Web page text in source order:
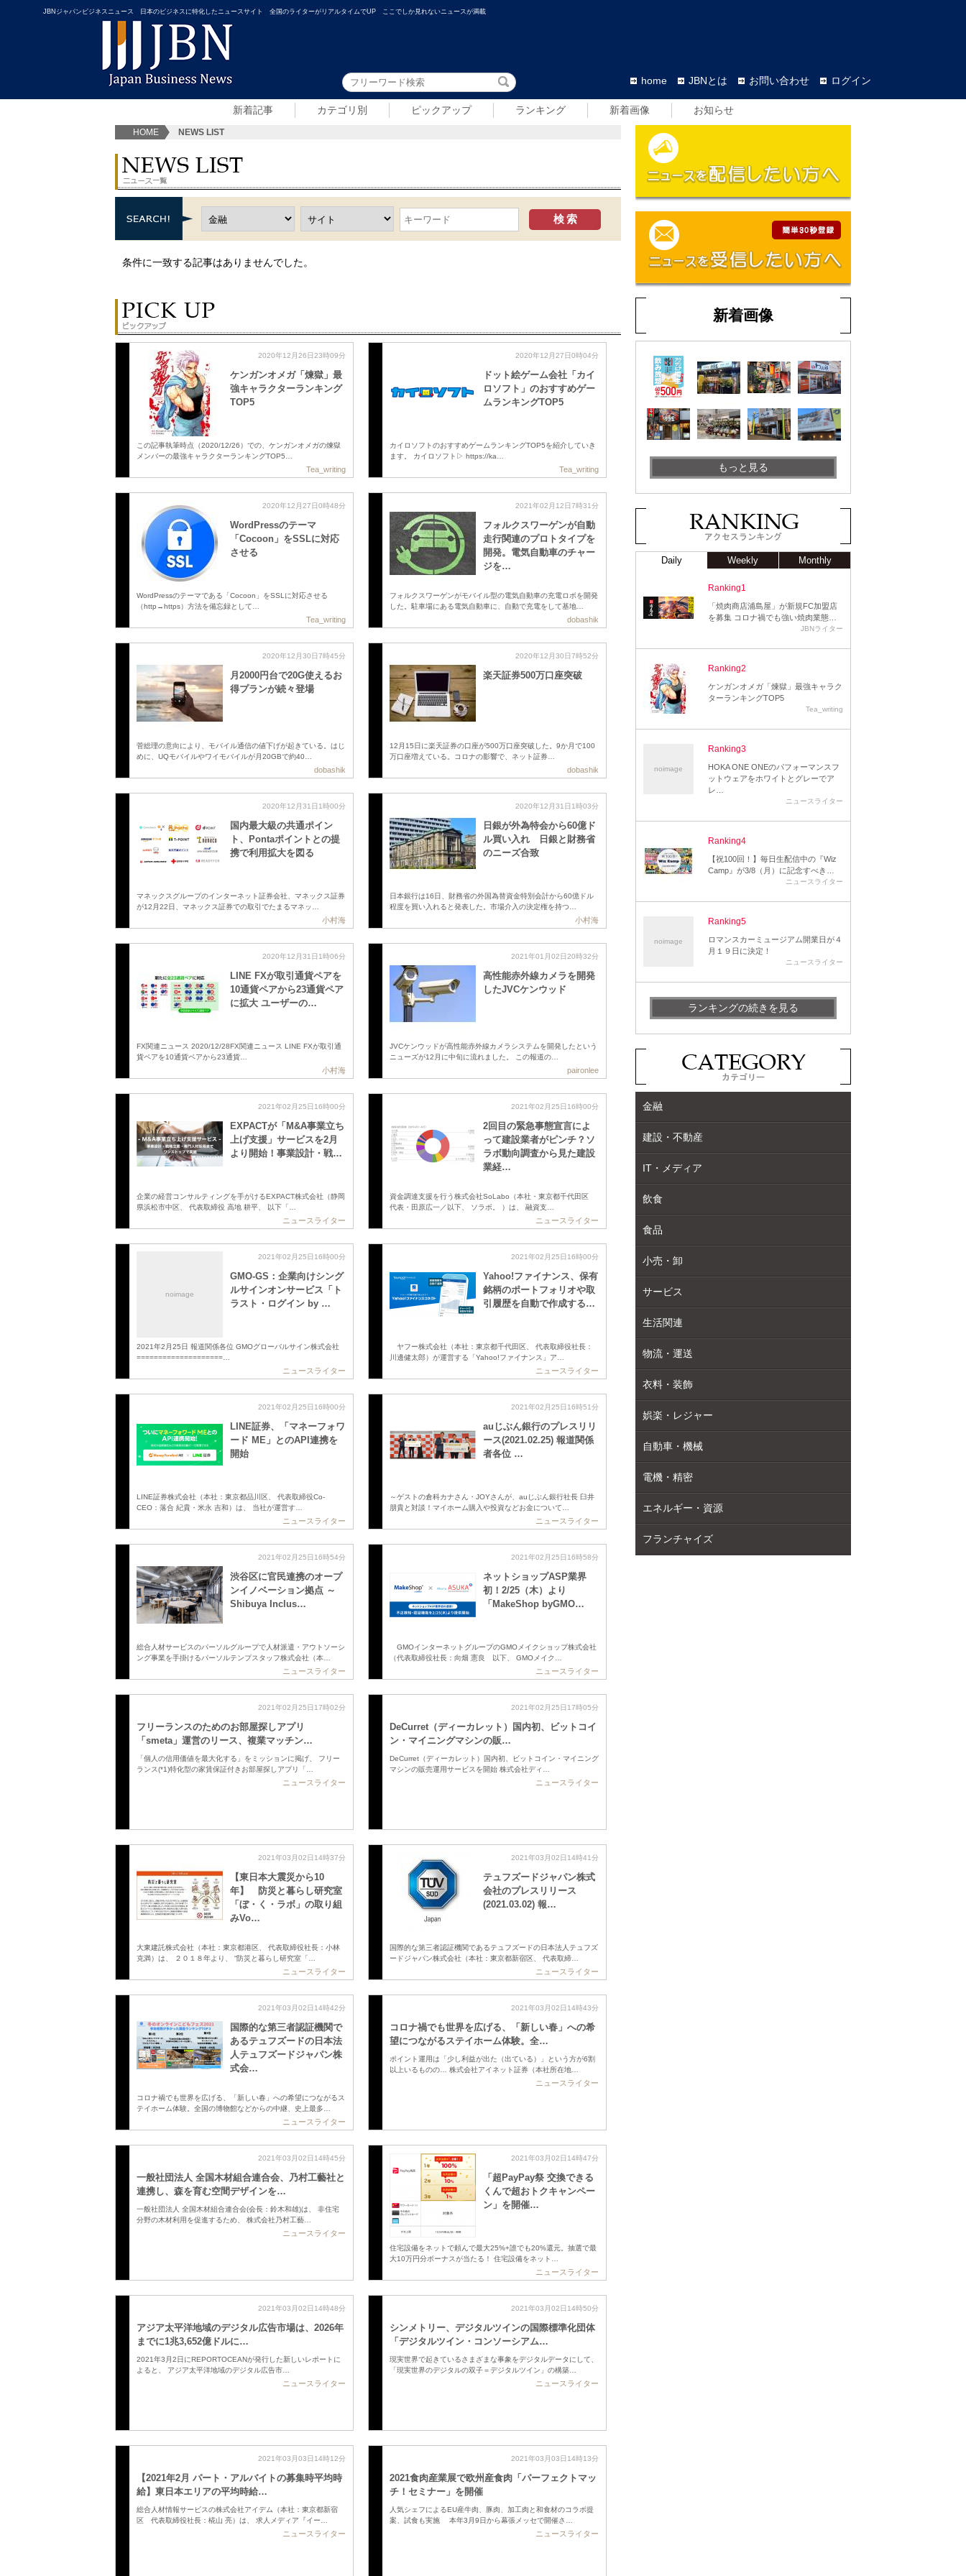
JBNジャパンビジネスニュース 日本のビジネスに特化したニュースサイト 全国のライターがリアルタイムでUP ここでしか見れないニュースが満載
home JBNとは お問い合わせ ログイン
新着記事 カテゴリ別 ピックアップ ランキング 新着画像 お知らせ
HOME NEWS LIST
条件に一致する記事はありませんでした。
2020年12月26日23時09分
ケンガンオメガ「煉獄」最
強キャラクターランキング
TOP5
この記事執筆時点（2020/12/26）での、ケンガンオメガの煉獄
メンバーの最強キャラクターランキングTOP5…
Tea_writing
2020年12月27日0時04分
ドット絵ゲーム会社「カイ
ロソフト」のおすすめゲー
ムランキングTOP5
カイロソフトのおすすめゲームランキングTOP5を紹介していき
ます。 カイロソフト▷ https://ka…
Tea_writing
2020年12月27日0時48分
WordPressのテーマ
「Cocoon」をSSLに対応
させる
WordPressのテーマである「Cocoon」をSSLに対応させる
（http→https）方法を備忘録として…
Tea_writing
2021年02月12日7時31分
フォルクスワーゲンが自動
走行関連のプロトタイプを
開発。電気自動車のチャー
ジを…
フォルクスワーゲンがモバイル型の電気自動車の充電ロボを開発
した。駐車場にある電気自動車に、自動で充電をして基地…
dobashik
2020年12月30日7時45分
月2000円台で20G使えるお
得プランが続々登場
菅総理の意向により、モバイル通信の値下げが起きている。はじ
めに、UQモバイルやワイモバイルが月20GBで約40…
dobashik
2020年12月30日7時52分
楽天証券500万口座突破
12月15日に楽天証券の口座が500万口座突破した。9か月で100
万口座増えている。コロナの影響で、ネット証券…
dobashik
2020年12月31日1時00分
国内最大級の共通ポイン
ト、Pontaポイントとの提
携で利用拡大を図る
マネックスグループのインターネット証券会社、マネックス証券
が12月22日、マネックス証券での取引でたまるマネッ…
小村海
2020年12月31日1時03分
日銀が外為特会から60億ド
ル買い入れ 日銀と財務省
のニーズ合致
日本銀行は16日、財務省の外国為替資金特別会計から60億ドル
程度を買い入れると発表した。市場介入の決定権を持つ…
小村海
2020年12月31日1時06分
LINE FXが取引通貨ペアを
10通貨ペアから23通貨ペア
に拡大 ユーザーの…
FX関連ニュース 2020/12/28FX関連ニュース LINE FXが取引通
貨ペアを10通貨ペアから23通貨…
小村海
2021年01月02日20時32分
高性能赤外線カメラを開発
したJVCケンウッド
JVCケンウッドが高性能赤外線カメラシステムを開発したという
ニューズが12月に中旬に流れました。 この報道の…
paironlee
2021年02月25日16時00分
EXPACTが「M&A事業立ち
上げ支援」サービスを2月
より開始！事業設計・戦…
企業の経営コンサルティングを手がけるEXPACT株式会社（静岡
県浜松市中区、 代表取締役 高地 耕平、 以下「…
ニュースライター
2021年02月25日16時00分
2回目の緊急事態宣言によ
って建設業者がピンチ？ソ
ラボ動向調査から見た建設
業経…
資金調達支援を行う株式会社SoLabo（本社・東京都千代田区
代表・田原広一／以下、 ソラボ。 ）は、 融資支…
ニュースライター
noimage
2021年02月25日16時00分
GMO-GS：企業向けシング
ルサインオンサービス「ト
ラスト・ログイン by …
2021年2月25日 報道関係各位 GMOグローバルサイン株式会社
====================…
ニュースライター
2021年02月25日16時00分
Yahoo!ファイナンス、保有
銘柄のポートフォリオや取
引履歴を自動で作成する…
ヤフー株式会社（本社：東京都千代田区、 代表取締役社長：
川邊健太郎）が運営する「Yahoo!ファイナンス」ア…
ニュースライター
2021年02月25日16時00分
LINE証券、「マネーフォワ
ード ME」とのAPI連携を
開始
LINE証券株式会社（本社：東京都品川区、 代表取締役Co-
CEO：落合 紀貴・米永 吉和）は、 当社が運営す…
ニュースライター
2021年02月25日16時51分
auじぶん銀行のプレスリリ
ース(2021.02.25) 報道関係
者各位 …
～ゲストの倉科カナさん・JOYさんが、auじぶん銀行社長 臼井
朋貴と対談！マイホーム購入や投資などお金について…
ニュースライター
2021年02月25日16時54分
渋谷区に官民連携のオープ
ンイノベーション拠点 ～
Shibuya Inclus…
総合人材サービスのパーソルグループで人材派遣・アウトソーシ
ング事業を手掛けるパーソルテンプスタッフ株式会社（本…
ニュースライター
2021年02月25日16時58分
ネットショップASP業界
初！2/25（木）より
「MakeShop byGMO…
GMOインターネットグループのGMOメイクショップ株式会社
（代表取締役社長：向畑 憲良 以下、 GMOメイク…
ニュースライター
2021年02月25日17時02分
フリーランスのためのお部屋探しアプリ
「smeta」運営のリース、複業マッチン…
「個人の信用価値を最大化する」をミッションに掲げ、 フリー
ランス(*1)特化型の家賃保証付きお部屋探しアプリ「…
ニュースライター
2021年02月25日17時05分
DeCurret（ディーカレット）国内初、ビットコイ
ン・マイニングマシンの販…
DeCurret（ディーカレット）国内初、ビットコイン・マイニング
マシンの販売運用サービスを開始 株式会社ディ…
ニュースライター
2021年03月02日14時37分
【東日本大震災から10
年】 防災と暮らし研究室
「ぼ・く・ラボ」の取り組
みVo…
大東建託株式会社（本社：東京都港区、 代表取締役社長：小林
克満）は、 ２０１８年より、 “防災と暮らし研究室「…
ニュースライター
2021年03月02日14時41分
テュフズードジャパン株式
会社のプレスリリース
(2021.03.02) 報…
国際的な第三者認証機関であるテュフズードの日本法人テュフズ
ードジャパン株式会社（本社：東京都新宿区、 代表取締…
ニュースライター
2021年03月02日14時42分
国際的な第三者認証機関で
あるテュフズードの日本法
人テュフズードジャパン株
式会…
コロナ禍でも世界を広げる、「新しい春」への希望につながるス
テイホーム体験。全国の博物館などからの中継、史上最多…
ニュースライター
2021年03月02日14時43分
コロナ禍でも世界を広げる、「新しい春」への希
望につながるステイホーム体験。全…
ポイント運用は「少し利益が出た（出ている）」という方が6割
以上いるものの… 株式会社アイネット証券（本社所在地…
ニュースライター
2021年03月02日14時45分
一般社団法人 全国木材組合連合会、乃村工藝社と
連携し、森を育む空間デザインを…
一般社団法人 全国木材組合連合会(会長：鈴木和雄)は、 非住宅
分野の木材利用を促進するため、 株式会社乃村工藝…
ニュースライター
2021年03月02日14時47分
「超PayPay祭 交換できる
くんで超おトクキャンペー
ン」を開催…
住宅設備をネットで頼んで最大25%+誰でも20%還元。抽選で最
大10万円分ボーナスが当たる！ 住宅設備をネット…
ニュースライター
2021年03月02日14時48分
アジア太平洋地域のデジタル広告市場は、2026年
までに1兆3,652億ドルに…
2021年3月2日にREPORTOCEANが発行した新しいレポートに
よると、 アジア太平洋地域のデジタル広告市…
ニュースライター
2021年03月02日14時50分
シンメトリー、デジタルツインの国際標準化団体
「デジタルツイン・コンソーシアム…
現実世界で起きているさまざまな事象をデジタルデータにして、
「現実世界のデジタルの双子＝デジタルツイン」の構築…
ニュースライター
2021年03月03日14時12分
【2021年2月 パート・アルバイトの募集時平均時
給】東日本エリアの平均時給…
総合人材情報サービスの株式会社アイデム（本社：東京都新宿
区 代表取締役社長：椛山 亮）は、 求人メディア『イー…
ニュースライター
2021年03月03日14時13分
2021食肉産業展で欧州産食肉「パーフェクトマッ
チ！セミナー」を開催
人気シェフによるEU産牛肉、豚肉、加工肉と和食材のコラボ提
案、試食も実施 本年3月9日から幕張メッセで開催さ…
ニュースライター
新着画像
もっと見る
Daily Weekly Monthly
Ranking1
「焼肉商店浦島屋」が新規FC加盟店
を募集 コロナ禍でも強い焼肉業態…
JBNライター
Ranking2
ケンガンオメガ「煉獄」最強キャラク
ターランキングTOP5
Tea_writing
noimage
Ranking3
HOKA ONE ONEのパフォーマンスフ
ットウェアをホワイトとグレーでア
レ…
ニュースライター
Ranking4
【祝100回！】毎日生配信中の『Wiz
Camp』が3/8（月）に記念すべき…
ニュースライター
noimage
Ranking5
ロマンスカーミュージアム開業日が４
月１９日に決定！
ニュースライター
ランキングの続きを見る
金融
建設・不動産
IT・メディア
飲食
食品
小売・卸
サービス
生活関連
物流・運送
衣料・装飾
娯楽・レジャー
自動車・機械
電機・精密
エネルギー・資源
フランチャイズ